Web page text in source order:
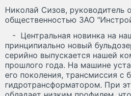
Николай Сизов, руководитель
общественностью ЗАО
- Центральная новинка на
принципиально новый
серийно выпускается нашей
прошлого года. На машине
его поколения, трансмиссия с
гидротрансформатором. При